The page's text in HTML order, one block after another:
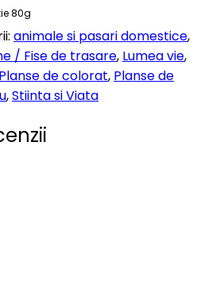
80g
animale si pasari domestice,
/ Fise de trasare, Lumea vie,
Planse de colorat, Planse de
,Stiinta si Viata